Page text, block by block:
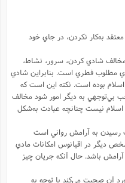
به‌کار نکردن، در جاي خود
شادي کردن، سرور، نشاط،
مطلوب فطري است. بنابراين شادي
بوده است. نکته اين است که
بي‌توجهي به ديگر امور شود مخالف
نيست چنانچه عبادت به‌شکل
به آرامش رواني است
ديگر در اقيانوس امکانات مادي
باشد. حال آنکه جريان چيز
آن صحبت مي‌کند با توجه به